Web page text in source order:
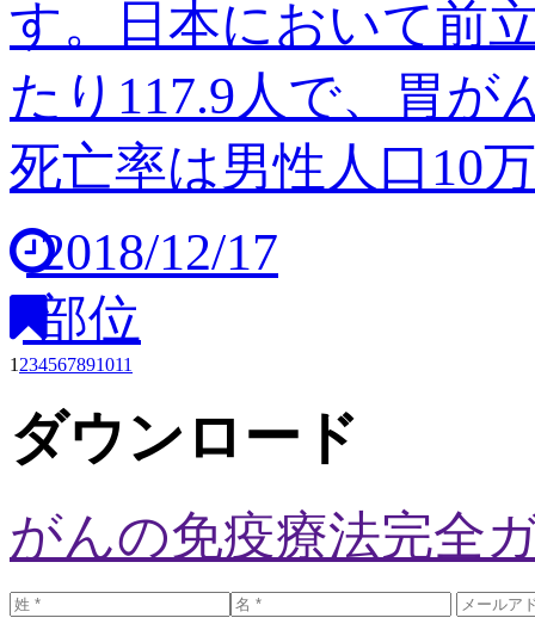
す。日本において前
たり117.9人で、胃が
死亡率は男性人口10
2018/12/17
部位
1 234567891011
ダウンロード
がんの免疫療法完全